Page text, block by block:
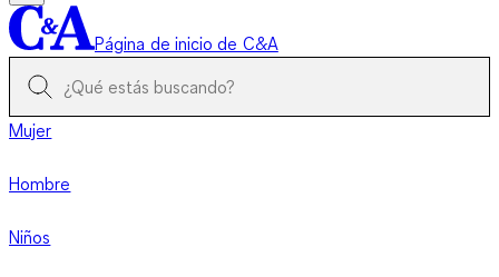
Página de inicio de C&A
Mujer
Hombre
Niños